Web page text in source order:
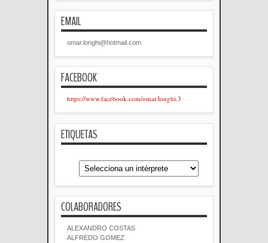
EMAIL
omar.longhi@hotmail.com
FACEBOOK
https://www.facebook.com/omar.longhi.3
ETIQUETAS
COLABORADORES
ALEXANDRO COSTAS
ALFREDO GOMEZ